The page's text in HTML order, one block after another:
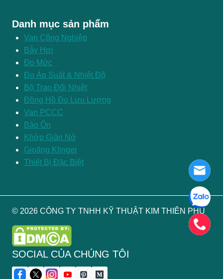
Danh mục sản phẩm
Van Công Nghiệp
Bẫy Hơi
Đo Mức
Đo Áp Suất & Nhiệt Độ
Bộ Trao Đổi Nhiệt
Đồng Hồ Đo Lưu Lượng
Van PCCC
Bảo Ôn
Khớp Giãn Nở
Gioăng Klinger
Thiết Bị Đặc Biệt
© 2026 CÔNG TY TNHH KỸ THUẬT KIM THIÊN PHÚ
SOCIAL CỦA CHÚNG TÔI